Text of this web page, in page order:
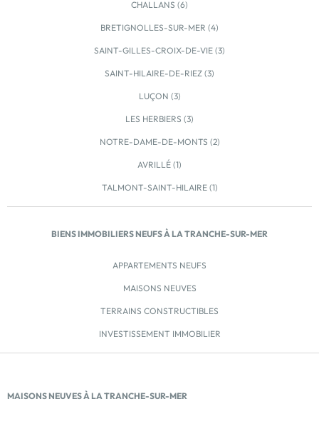
CHALLANS (6)
BRETIGNOLLES-SUR-MER (4)
SAINT-GILLES-CROIX-DE-VIE (3)
SAINT-HILAIRE-DE-RIEZ (3)
LUÇON (3)
LES HERBIERS (3)
NOTRE-DAME-DE-MONTS (2)
AVRILLÉ (1)
TALMONT-SAINT-HILAIRE (1)
BIENS IMMOBILIERS NEUFS À LA TRANCHE-SUR-MER
APPARTEMENTS NEUFS
MAISONS NEUVES
TERRAINS CONSTRUCTIBLES
INVESTISSEMENT IMMOBILIER
MAISONS NEUVES À LA TRANCHE-SUR-MER